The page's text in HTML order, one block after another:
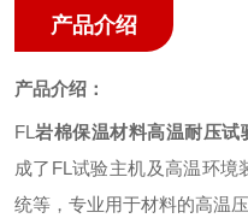
产品介绍
产品介绍：
FL 岩棉保温材料高温耐压试
成了 FL 试验主机及高温环境
统等，专业用于材料的高温